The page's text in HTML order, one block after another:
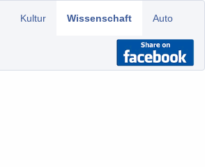
Kultur Wissenschaft Auto